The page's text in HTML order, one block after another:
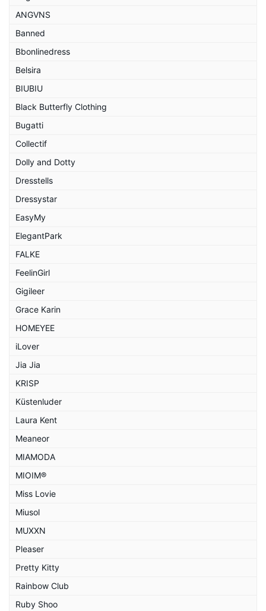
ANGVNS
Banned
Bbonlinedress
Belsira
BIUBIU
Black Butterfly Clothing
Bugatti
Collectif
Dolly and Dotty
Dresstells
Dressystar
EasyMy
ElegantPark
FALKE
FeelinGirl
Gigileer
Grace Karin
HOMEYEE
iLover
Jia Jia
KRISP
Küstenluder
Laura Kent
Meaneor
MIAMODA
MIOIM®
Miss Lovie
Miusol
MUXXN
Pleaser
Pretty Kitty
Rainbow Club
Ruby Shoo